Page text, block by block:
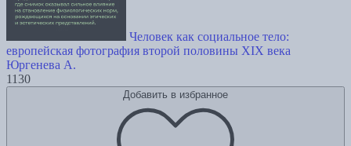
Человек как социальное тело:
европейская фотография второй половины XIX века
Юргенева А.
1130
Добавить в избранное